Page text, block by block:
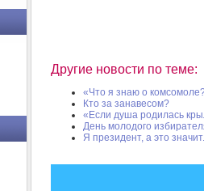
Другие новости по теме:
«Что я знаю о
Кто за занавесом?
«Если душа родилась
День молодого
Я президент, а это